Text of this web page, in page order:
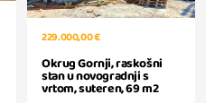
229.000,00 €
Okrug Gornji, raskošni
stan u novogradnji s
vrtom, suteren, 69 m2